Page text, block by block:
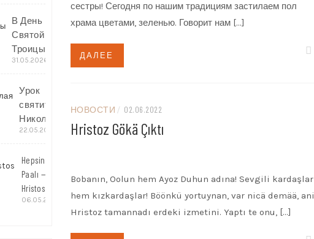
сестры! Сегодня по нашим традициям застилаем пол
храма цветами, зеленью. Говорит нам […]
ДАЛЕЕ
НОВОСТИ / 02.06.2022
Hristoz Gökä Çıktı
Bobanın, Oolun hem Ayoz Duhun adına! Sevgili kardaşlar
hem kızkardaşlar! Böönkü yortuynan, var nicä demää, ani
Hristoz tamannadı erdeki izmetini. Yaptı te onu, […]
В День
Святой
Троицы
31.05.2026
Урок
святителя
Николая
22.05.2026
Hepsindän
Paalı —
Hristos
06.05.2026